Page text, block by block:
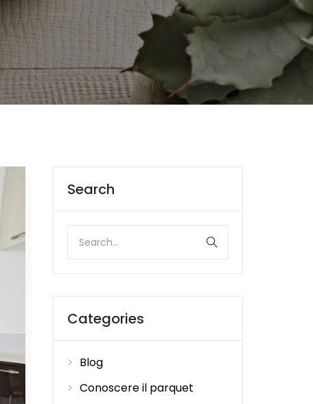
Search
Categories
Blog
Conoscere il parquet